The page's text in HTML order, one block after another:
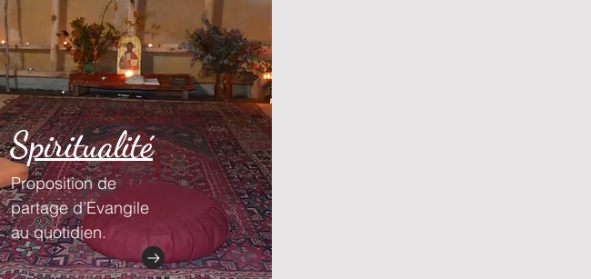
Spiritualité
Proposition de
partage d’Evangile
au quotidien.